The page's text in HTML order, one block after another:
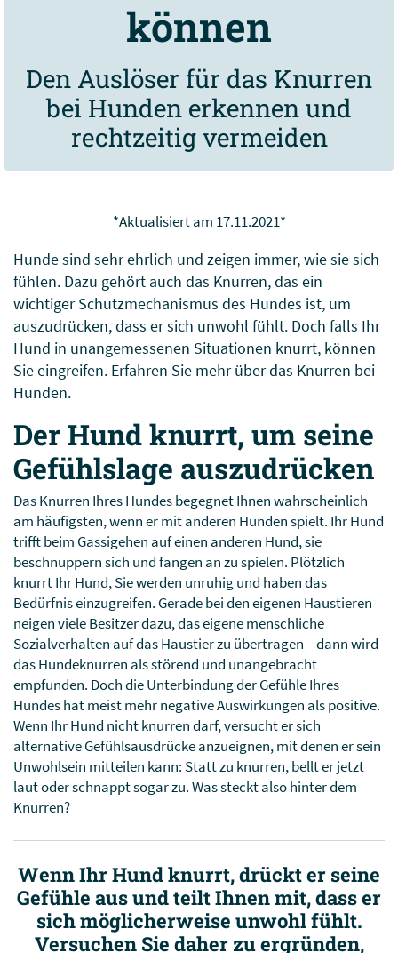
können
Den Auslöser für das Knurren
bei Hunden erkennen und
rechtzeitig vermeiden
*Aktualisiert am 17.11.2021*
Hunde sind sehr ehrlich und zeigen immer, wie sie sich
fühlen. Dazu gehört auch das Knurren, das ein
wichtiger Schutzmechanismus des Hundes ist, um
auszudrücken, dass er sich unwohl fühlt. Doch falls Ihr
Hund in unangemessenen Situationen knurrt, können
Sie eingreifen. Erfahren Sie mehr über das Knurren bei
Hunden.
Der Hund knurrt, um seine
Gefühlslage auszudrücken
Das Knurren Ihres Hundes begegnet Ihnen wahrscheinlich
am häufigsten, wenn er mit anderen Hunden spielt. Ihr Hund
trifft beim Gassigehen auf einen anderen Hund, sie
beschnuppern sich und fangen an zu spielen. Plötzlich
knurrt Ihr Hund, Sie werden unruhig und haben das
Bedürfnis einzugreifen. Gerade bei den eigenen Haustieren
neigen viele Besitzer dazu, das eigene menschliche
Sozialverhalten auf das Haustier zu übertragen – dann wird
das Hundeknurren als störend und unangebracht
empfunden. Doch die Unterbindung der Gefühle Ihres
Hundes hat meist mehr negative Auswirkungen als positive.
Wenn Ihr Hund nicht knurren darf, versucht er sich
alternative Gefühlsausdrücke anzueignen, mit denen er sein
Unwohlsein mitteilen kann: Statt zu knurren, bellt er jetzt
laut oder schnappt sogar zu. Was steckt also hinter dem
Knurren?
Wenn Ihr Hund knurrt, drückt er seine
Gefühle aus und teilt Ihnen mit, dass er
sich möglicherweise unwohl fühlt.
Versuchen Sie daher zu ergründen,